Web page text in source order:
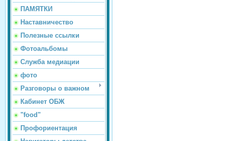
ПАМЯТКИ
Наставничество
Полезные ссылки
Фотоальбомы
Служба медиации
фото
Разговоры о важном
Кабинет ОБЖ
"food"
Профориентация